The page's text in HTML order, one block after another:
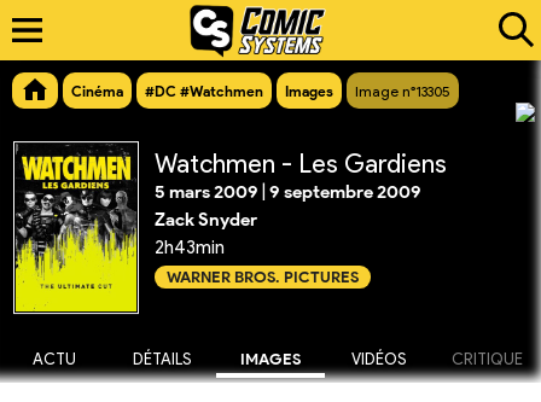
Cinéma #DC #Watchmen Images Image n°13305
Watchmen - Les Gardiens
5 mars 2009 9 septembre 2009
Zack Snyder
2h43min
WARNER BROS. PICTURES
ACTU DÉTAILS IMAGES VIDÉOS CRITIQUE